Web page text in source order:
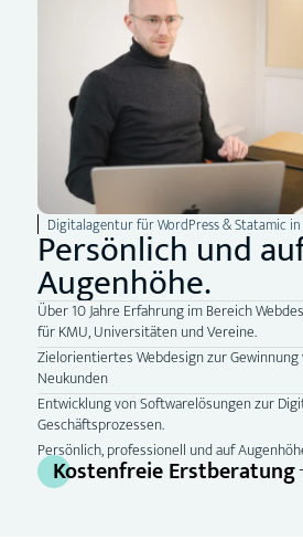
Digitalagentur für WordPress & Statamic
Persönlich und
Augenhöhe.
Über 10 Jahre Erfahrung im Bereich
für KMU, Universitäten und Vereine.
Zielorientiertes Webdesign zur
Neukunden
Entwicklung von Softwarelösungen zur
Geschäftsprozessen.
Persönlich, professionell und auf
Kostenfreie Erstberatung